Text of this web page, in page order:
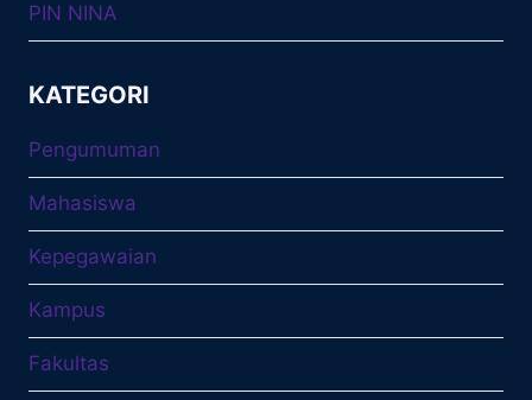
PIN NINA
KATEGORI
Pengumuman
Mahasiswa
Kepegawaian
Kampus
Fakultas